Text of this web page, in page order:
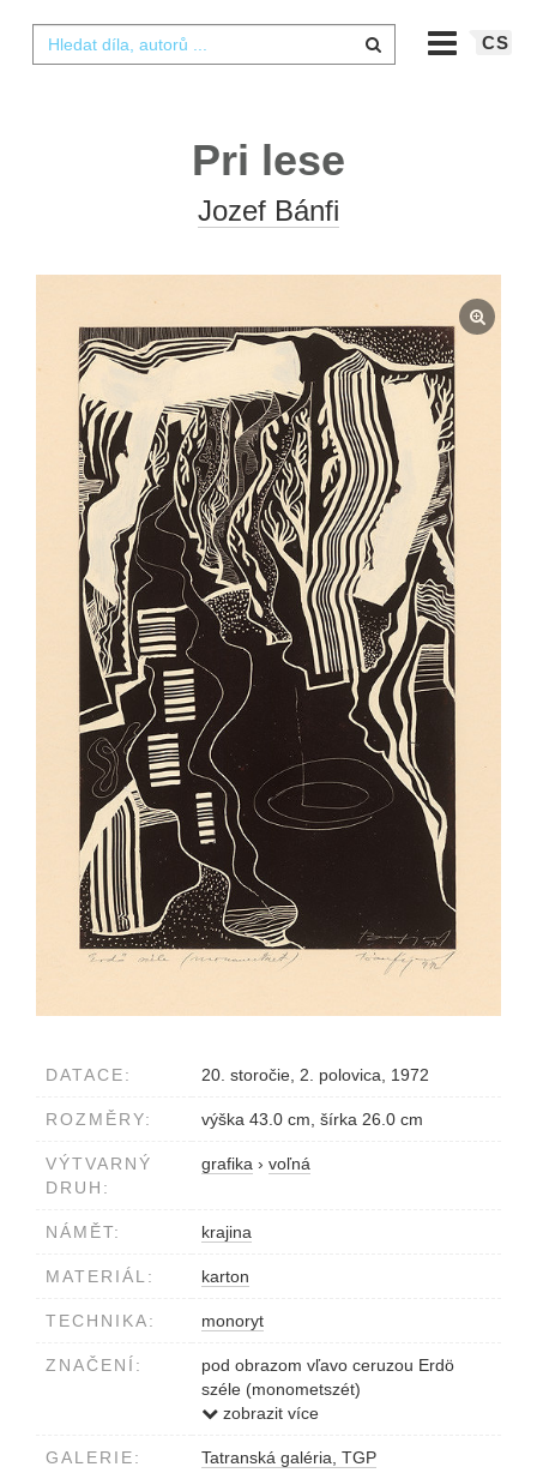
CS
Pri lese
Jozef Bánfi
DATACE: 20. storočie, 2. polovica, 1972
ROZMĚRY: výška 43.0 cm, šírka 26.0 cm
VÝTVARNÝ
DRUH:
grafika › voľná
NÁMĚT: krajina
MATERIÁL: karton
TECHNIKA: monoryt
ZNAČENÍ:
pod obrazom vľavo ceruzou Erdö
széle (monometszét)
vpravo Bánfi József 972
József 972
zobrazit více
GALERIE: Tatranská galéria, TGP